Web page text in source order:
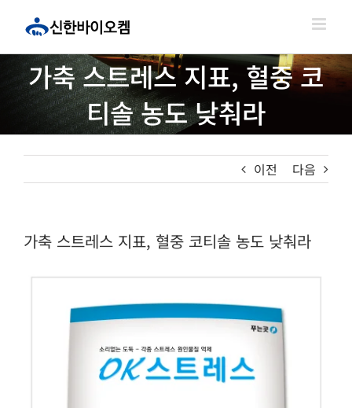
기
가축 스트레스 지표, 혈중 코
티솔 농도 낮춰라
이전 다음
가축 스트레스 지표, 혈중 코티솔 농도 낮춰라